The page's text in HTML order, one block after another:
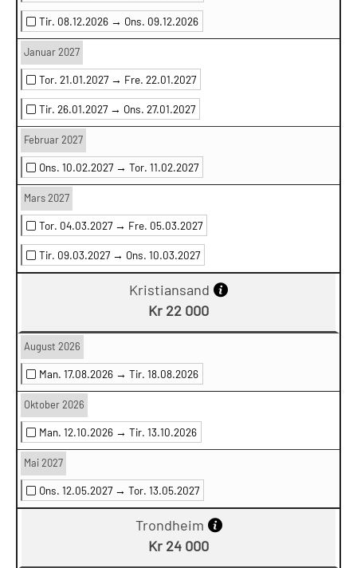
Tir. 08.12.2026 → Ons. 09.12.2026
Januar 2027
Tor. 21.01.2027 → Fre. 22.01.2027
Tir. 26.01.2027 → Ons. 27.01.2027
Februar 2027
Ons. 10.02.2027 → Tor. 11.02.2027
Mars 2027
Tor. 04.03.2027 → Fre. 05.03.2027
Tir. 09.03.2027 → Ons. 10.03.2027
Kristiansand
Kr 22 000
August 2026
Man. 17.08.2026 → Tir. 18.08.2026
Oktober 2026
Man. 12.10.2026 → Tir. 13.10.2026
Mai 2027
Ons. 12.05.2027 → Tor. 13.05.2027
Trondheim
Kr 24 000